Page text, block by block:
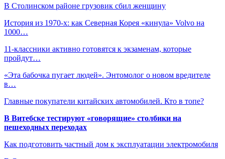
В Столинском районе грузовик сбил женщину
История из 1970-х: как Северная Корея «кинула» Volvo на
1000…
11-классники активно готовятся к экзаменам, которые
пройдут…
«Эта бабочка пугает людей». Энтомолог о новом вредителе
в…
Главные покупатели китайских автомобилей. Кто в топе?
В Витебске тестируют «говорящие» столбики на
пешеходных переходах
Как подготовить частный дом к эксплуатации электромобиля